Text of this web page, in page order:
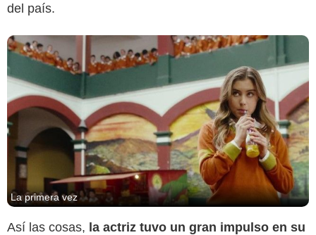
del país.
La primera vez
Así las cosas, la actriz tuvo un gran impulso en su